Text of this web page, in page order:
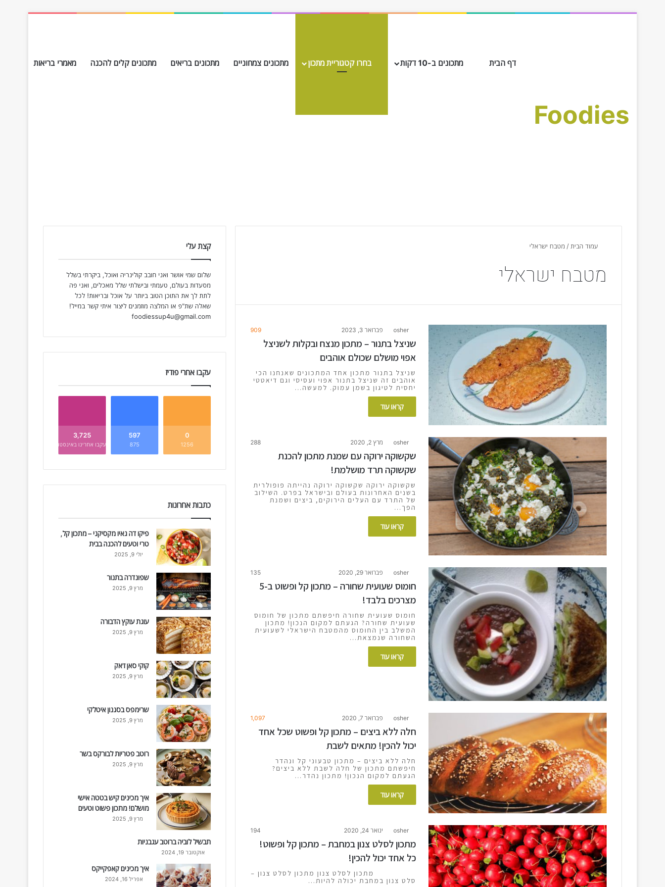
Foodies
דף הבית מתכונים ב-10 דקות בחרו קטגוריית מתכון מתכונים צמחוניים מתכונים בריאים מתכונים קלים להכנה מאמרי בריאות
עמוד הבית / מטבח ישראלי
מטבח ישראלי
osher פברואר 3, 2023 909
שניצל בתנור – מתכון מנצח ובקלות לשניצל
אפוי מושלם שכולם אוהבים
שניצל בתנור מתכון אחד המתכונים שאנחנו הכי
אוהבים זה שניצל בתנור אפוי ועסיסי וגם דיאטטי
יחסית לטיגון בשמן עמוק. למעשה…
קראו עוד
osher מרץ 2, 2020 288
שקשוקה ירוקה עם שמנת מתכון להכנת
שקשוקה תרד מושלמת!
שקשוקה ירוקה שקשוקה ירוקה נהייתה פופולרית
בשנים האחרונות בעולם ובישראל בפרט. השילוב
של התרד עם העלים הירוקים, ביצים ושמנת
הפך…
קראו עוד
osher פברואר 29, 2020 135
חומוס שעועית שחורה – מתכון קל ופשוט ב-5
מצרכים בלבד!
חומוס שעועית שחורה חיפשתם מתכון של חומוס
שעועית שחורה? הגעתם למקום הנכון! מתכון
המשלב בין החומוס מהמטבח הישראלי לשעועית
השחורה שנמצאת…
קראו עוד
osher פברואר 7, 2020 1,097
חלה ללא ביצים – מתכון קל ופשוט שכל אחד
יכול להכין! מתאים לשבת
חלה ללא ביצים – מתכון טבעוני קל ונהדר
חיפשתם מתכון של חלה לשבת ללא ביצים?
הגעתם למקום הנכון! מתכון נהדר…
קראו עוד
osher ינואר 24, 2020 194
מתכון לסלט צנון במחבת – מתכון קל ופשוט!
כל אחד יכול להכין!
מתכון לסלט צנון מתכון לסלט צנון –
סלט צנון במחבת יכולה להיות…
קצת עלי
שלום שמי אושר ואני חובב קולינריה ואוכל, ביקרתי בשלל
מסעדות בעולם, טעמתי ובישלתי שלל מאכלים, ואני פה
לתת לך את התוכן הטוב ביותר על אוכל ובריאות! לכל
שאלה שת"פ או המלצה מוזמנים ליצור איתי קשר במייל!
foodiessup4u@gmail.com
עקבו אחרי פודיז
0
1256
597
875
3,725
עקבו אחרינו באינסטגרם
כתבות אחרונות
פיקו דה גאיו מקסיקני – מתכון קל,
טרי וטעים להכנה בבית
יולי 9, 2025
שפונדרה בתנור
מרץ 9, 2025
עוגת עוקץ הדבורה
מרץ 9, 2025
קוקי סאן ז'אק
מרץ 9, 2025
שרימפס בסגנון איטלקי
מרץ 9, 2025
רוטב פטריות לבורקס בשר
מרץ 9, 2025
איך מכינים קיש בטטה אישי
מושלם! מתכון פשוט וטעים
מרץ 9, 2025
תבשיל לוביה ברוטב עגבניות
אוקטובר 19, 2024
איך מכינים קאפקייקס
אפריל 16, 2024